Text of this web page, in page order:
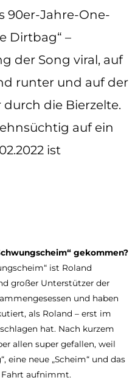
90er-Jahre-One-
Dirtbag“ –
der Song viral, auf
runter und auf der
durch die Bierzelte.
auf ein
ist
gekommen?
ist Roland
großer Unterstützer der
und haben
als Roland – erst im
hat. Nach kurzem
allen super gefallen, weil
eine neue „Scheim“ und das
Fahrt aufnimmt.